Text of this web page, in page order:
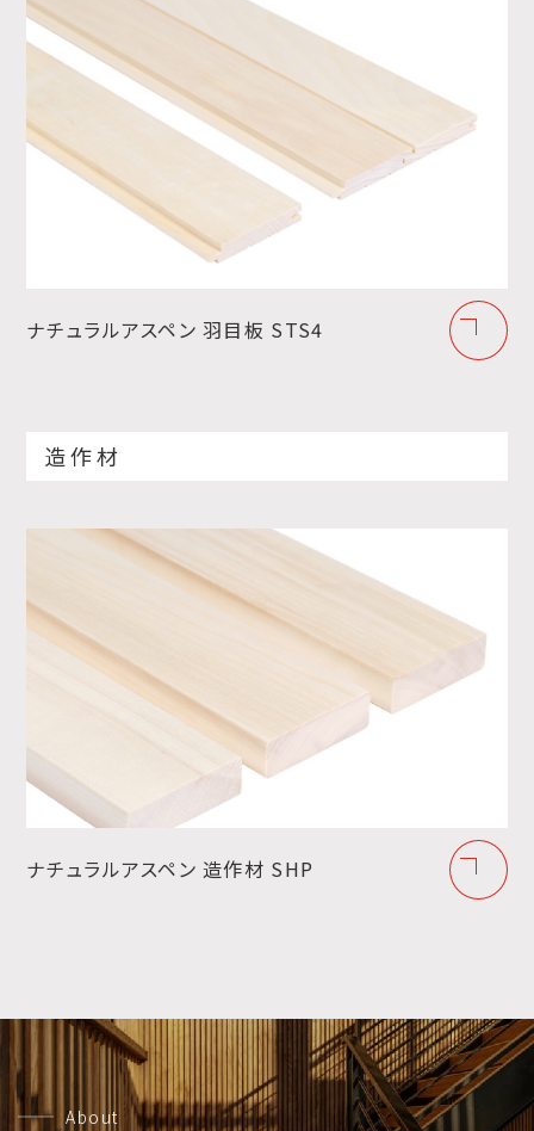
ナチュラルアスペン 羽目板 STS4
造作材
ナチュラルアスペン 造作材 SHP
About